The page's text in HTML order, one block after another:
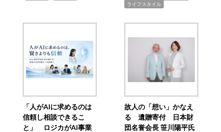
ライフスタイル
「人がAIに求めるのは
信頼し相談できるこ
と」 ロジカがAI事業
故人の「想い」かなえ
る 遺贈寄付 日本財
団名誉会長 笹川陽平氏